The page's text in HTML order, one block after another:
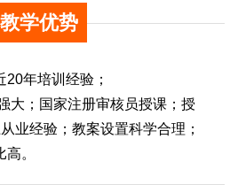
教学优势
年培训经验；
大；国家注册审核员授课；授
业经验；教案设置科学合理；
。